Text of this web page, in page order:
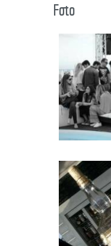
Foto